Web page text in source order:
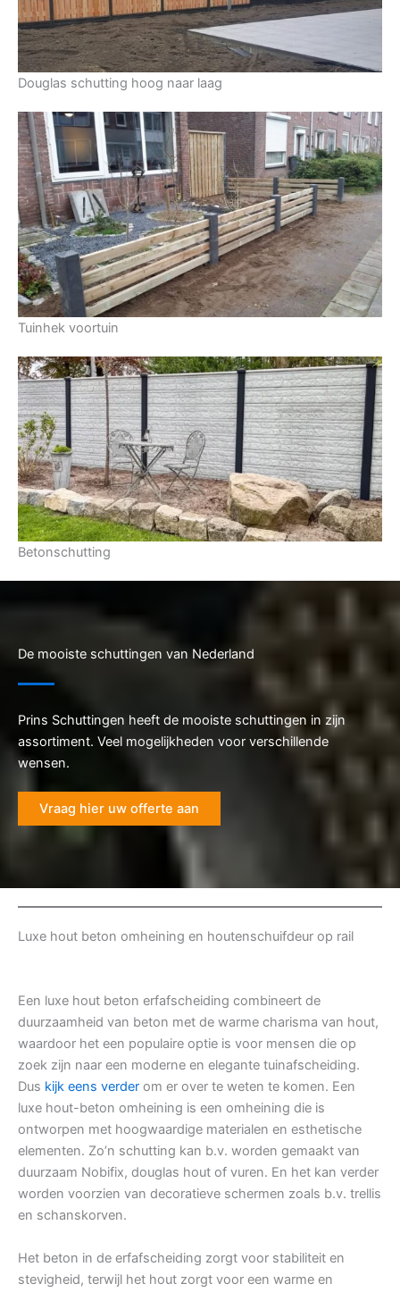
Douglas schutting hoog naar laag
Tuinhek voortuin
Betonschutting
De mooiste schuttingen van Nederland
Prins Schuttingen heeft de mooiste schuttingen in zijn
assortiment. Veel mogelijkheden voor verschillende
wensen.
Vraag hier uw offerte aan
Luxe hout beton omheining en houtenschuifdeur op rail
Een luxe hout beton erfafscheiding combineert de
duurzaamheid van beton met de warme charisma van hout,
waardoor het een populaire optie is voor mensen die op
zoek zijn naar een moderne en elegante tuinafscheiding.
Dus kijk eens verder om er over te weten te komen. Een
luxe hout-beton omheining is een omheining die is
ontworpen met hoogwaardige materialen en esthetische
elementen. Zo’n schutting kan b.v. worden gemaakt van
duurzaam Nobifix, douglas hout of vuren. En het kan verder
worden voorzien van decoratieve schermen zoals b.v. trellis
en schanskorven.
Het beton in de erfafscheiding zorgt voor stabiliteit en
stevigheid, terwijl het hout zorgt voor een warme en